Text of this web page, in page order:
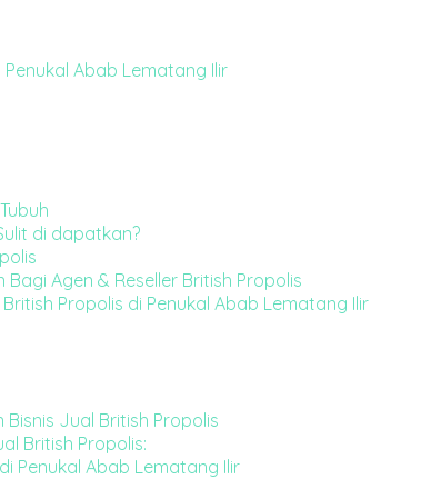
Abab Lematang Ilir
di dapatkan?
Agen & Reseller British Propolis
Propolis di Penukal Abab Lematang Ilir
Jual British Propolis
British Propolis:
Penukal Abab Lematang Ilir